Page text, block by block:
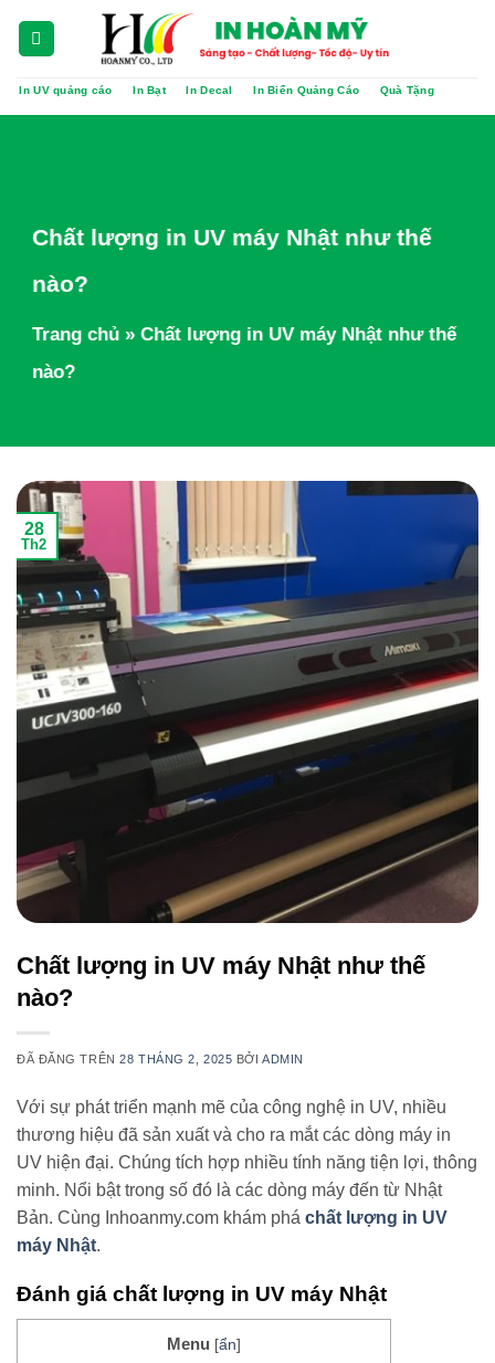
dungIn UV quảng cáo In Bạt In Decal In Biển Quảng Cáo Quà Tặng
Chất lượng in UV máy Nhật như thế
nào?
Trang chủ »Chất lượng in UV máy Nhật như thế
nào?
28
Th2
Chất lượng in UV máy Nhật như thế
nào?
ĐÃ ĐĂNG TRÊN28 THÁNG 2, 2025 BỞIADMIN
Với sự phát triển mạnh mẽ của công nghệ in UV, nhiều
thương hiệu đã sản xuất và cho ra mắt các dòng máy in
UV hiện đại. Chúng tích hợp nhiều tính năng tiện lợi, thông
minh. Nổi bật trong số đó là các dòng máy đến từ Nhật
Bản. Cùng Inhoanmy.com khám phá chất lượng in UV
máy Nhật.
Đánh giá chất lượng in UV máy Nhật
Menu [ẩn]